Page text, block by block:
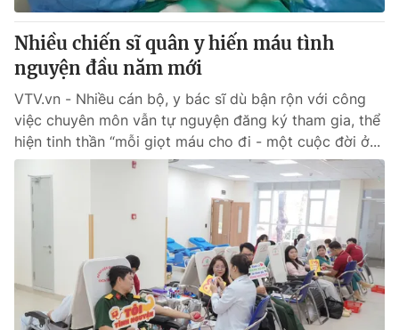
Nhiều chiến sĩ quân y hiến máu tình
nguyện đầu năm mới
VTV.vn - Nhiều cán bộ, y bác sĩ dù bận rộn với công
việc chuyên môn vẫn tự nguyện đăng ký tham gia, thể
hiện tinh thần “mỗi giọt máu cho đi - một cuộc đời ở...